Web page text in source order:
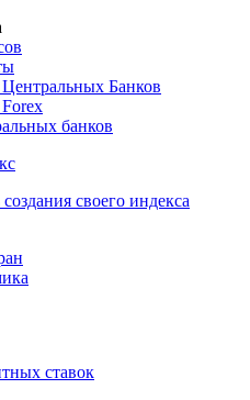
Банков
банков
своего индекса
ставок